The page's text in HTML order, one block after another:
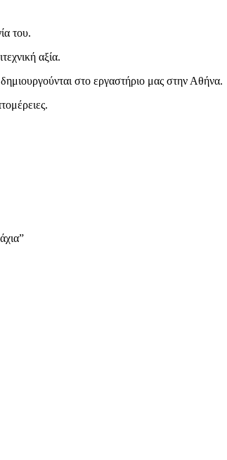
του.
αξία.
στο εργαστήριο μας στην Αθήνα.